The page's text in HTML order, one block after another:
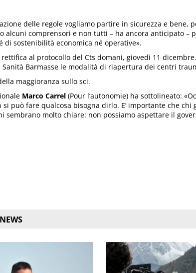
delle regole vogliamo partire in sicurezza e bene,
alcuni comprensori e non tutti – ha ancora anticipato –
di sostenibilità economica né operative».
rettifica al protocollo del Cts domani, giovedì 11
Sanità Barmasse le modalità di riapertura dei centri
maggioranza sullo sci.
Marco Carrel (Pour l’autonomie) ha sottolineato:
può fare qualcosa bisogna dirlo. E’ importante che chi
sembrano molto chiare: non possiamo aspettare il